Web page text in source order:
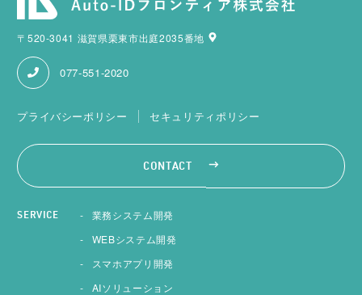
〒520-3041 滋賀県栗東市出庭2035番地
077-551-2020
プライバシーポリシー セキュリティポリシー
CONTACT
SERVICE
業務システム開発
WEBシステム開発
スマホアプリ開発
AIソリューション